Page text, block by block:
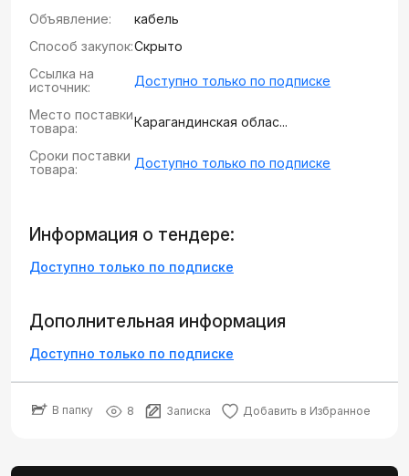
Объявление:
кабель
Способ закупок:Скрыто
Ссылка на
источник:
Доступно только по подписке
Место поставки
товара:
Карагандинская облас...
Сроки поставки
товара:
Доступно только по подписке
Информация о тендере:
Доступно только по подписке
Дополнительная информация
Доступно только по подписке
В папку 8 Записка Добавить в Избранное